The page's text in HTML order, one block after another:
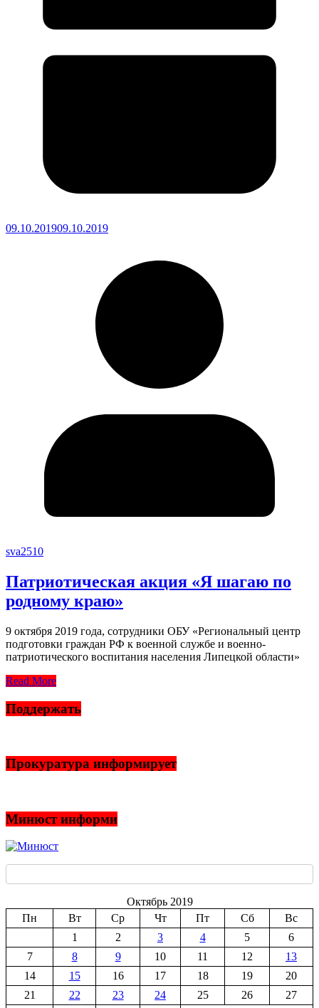
09.10.201909.10.2019
sva2510
Патриотическая акция «Я шагаю по
родному краю»
9 октября 2019 года, сотрудники ОБУ «Региональный центр
подготовки граждан РФ к военной службе и военно-
патриотического воспитания населения Липецкой области»
Read More
Поддержать
Прокуратура информирует
Минюст информи
Октябрь 2019
Пн
Вт Ср Чт Пт Сб
Вс
1
2 3 4 5
6
7
8 9 10 11 12
13
14
15 16 17 18 19
20
21
22 23 24 25 26 27